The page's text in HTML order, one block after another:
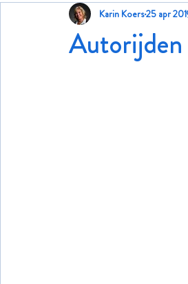
Autorijden
Karin Koers25 apr